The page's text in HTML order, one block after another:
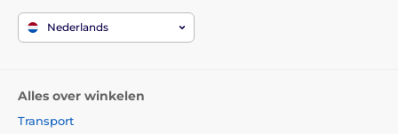
Nederlands
Alles over winkelen
Transport